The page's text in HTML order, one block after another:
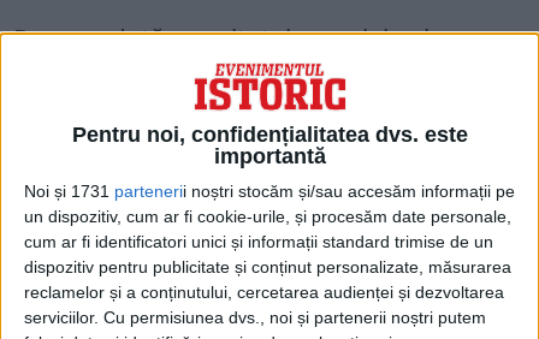
Pentru noi, confidențialitatea dvs. este
importantă
Noi și 1731 partenerii noștri stocăm și/sau accesăm informații pe
un dispozitiv, cum ar fi cookie-urile, și procesăm date personale,
cum ar fi identificatori unici și informații standard trimise de un
dispozitiv pentru publicitate și conținut personalizate, măsurarea
reclamelor și a conținutului, cercetarea audienței și dezvoltarea
serviciilor. Cu permisiunea dvs., noi și partenerii noștri putem
Deocamdată, rezultatele parțiale ale
cercetării au validat teza unui document
autentic. Sticla și scrisoarea par să
corespundă cu data înscrisă, potrivit
arheologului Manon Savard.